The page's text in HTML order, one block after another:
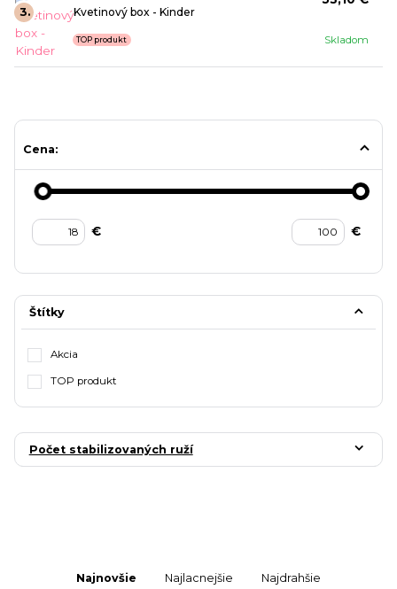
3. Kvetinový box - Kinder
Skladom
TOP produkt
Cena:
€ €
Štítky
Akcia
TOP produkt
Počet stabilizovaných ruží
Najnovšie Najlacnejšie Najdrahšie